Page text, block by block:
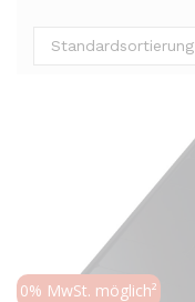
Standardsortierung
0% MwSt. möglich²